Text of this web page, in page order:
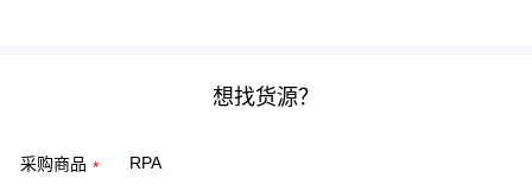
想找货源？
采购商品